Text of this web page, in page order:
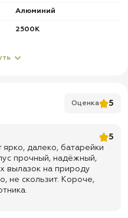
Алюминий
2500К
алюминий
ZOOM
Оценка 5
5
далеко, батарейки
прочный, надёжный,
вылазок на природу
не скользит. Короче,